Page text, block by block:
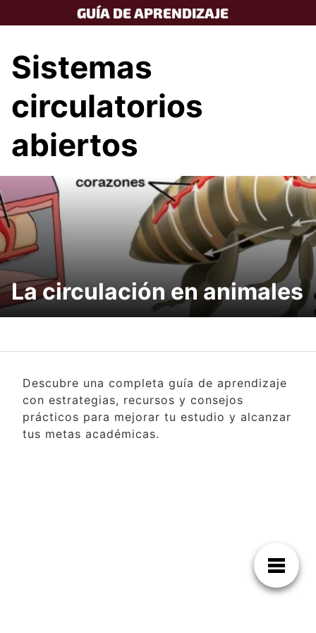
to
GUÍA DE APRENDIZAJE
Sistemas
circulatorios
abiertos
La circulación en animales
Descubre una completa guía de aprendizaje
con estrategias, recursos y consejos
prácticos para mejorar tu estudio y alcanzar
tus metas académicas.